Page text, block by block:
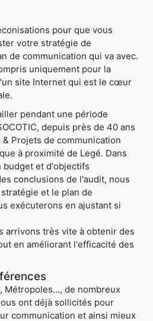
pour que vous
votre stratégie de
de communication qui va avec.
uniquement pour la
site Internet qui est le cœur
pendant une période
depuis près de 40 ans
Projets de communication
à proximité de Legé. Dans
budget et d'objectifs
conclusions de l'audit, nous
et le plan de
exécuterons en ajustant si
arrivons très vite à obtenir des
en améliorant l'efficacité des
Métropoles..., de nombreux
ont déjà sollicités pour
communication et ainsi mieux